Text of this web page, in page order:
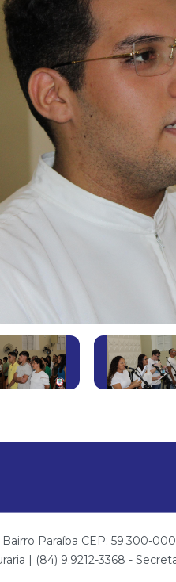
Paraíba CEP: 59.300-
| (84) 9.9212-3368 -